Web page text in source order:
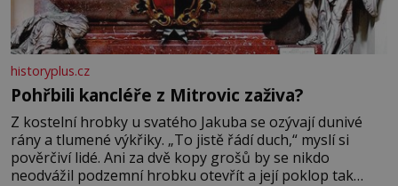
historyplus.cz
Pohřbili kancléře z Mitrovic zaživa?
Z kostelní hrobky u svatého Jakuba se ozývají dunivé
rány a tlumené výkřiky. „To jistě řádí duch,“ myslí si
pověrčiví lidé. Ani za dvě kopy grošů by se nikdo
neodvážil podzemní hrobku otevřít a její poklop tak